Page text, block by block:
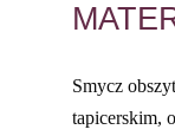
Smycz
tapicerskim,